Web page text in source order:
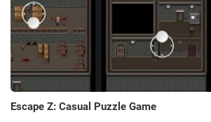
Escape Z: Casual Puzzle Game